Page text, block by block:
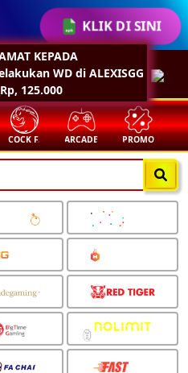
KLIK DI SINI
ARCADE PROMO MEGAGACOR